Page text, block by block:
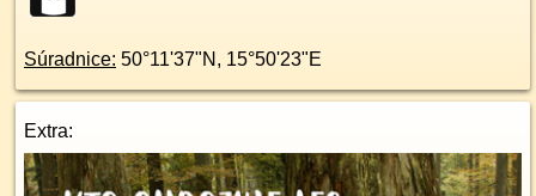
Súradnice: 50°11'37"N , 15°50'23"E
Extra: